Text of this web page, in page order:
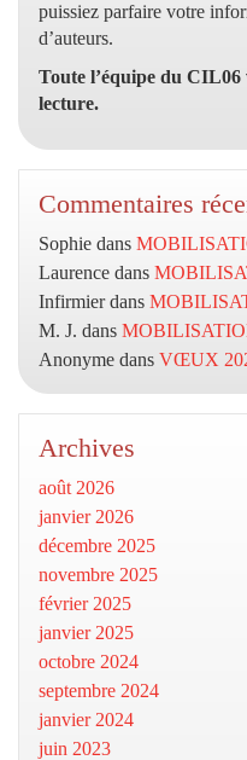
puissiez parfaire votre
d’auteurs.
Toute l’équipe du CIL06
lecture.
Commentaires
Sophie dans
Laurence dans
Infirmierdans
M. J. dans
Anonyme dans VŒUX
Archives
août 2026
janvier 2026
décembre 2025
novembre 2025
février 2025
janvier 2025
octobre 2024
septembre 2024
janvier 2024
juin 2023